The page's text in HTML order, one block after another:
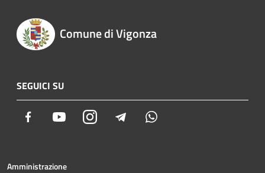
Comune di Vigonza
SEGUICI SU
Facebook YoutubeInstagram Telegram
Amministrazione